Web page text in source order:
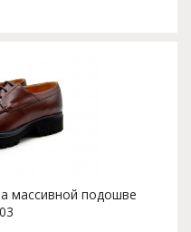
массивной подошве